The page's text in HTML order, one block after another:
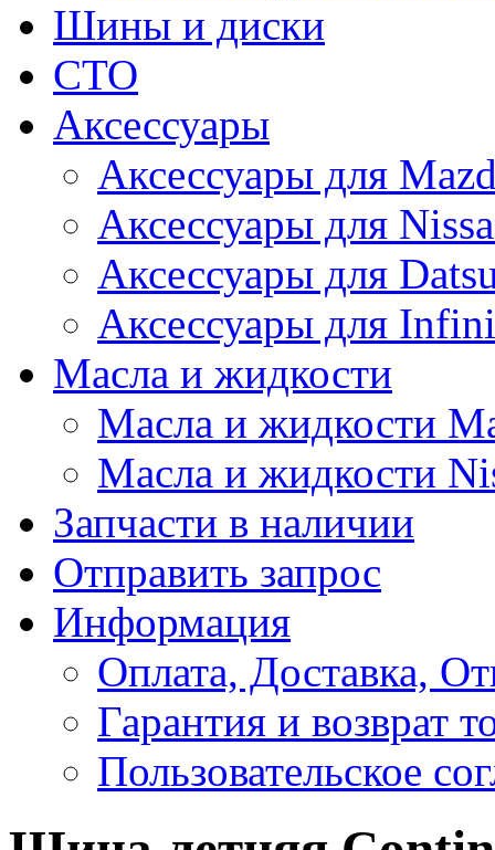
Шины и диски
СТО
Аксессуары
Аксессуары для
Аксессуары для
Аксессуары для
Аксессуары для
Масла и жидкости
Масла и жидкости
Масла и жидкости
Запчасти в наличии
Отправить запрос
Информация
Оплата, Доставка,
Гарантия и возврат
Пользовательское